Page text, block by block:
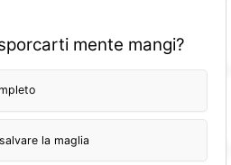
mente mangi?
la maglia